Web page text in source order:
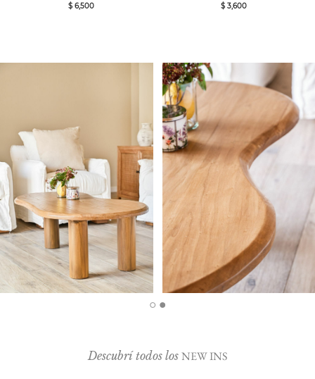
$ 6,500
$ 3,600
Descubrí todos los NEW INS